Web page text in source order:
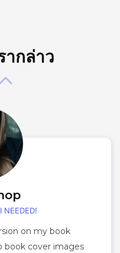
ากล่าว
NEEDED!
on my book
book cover images